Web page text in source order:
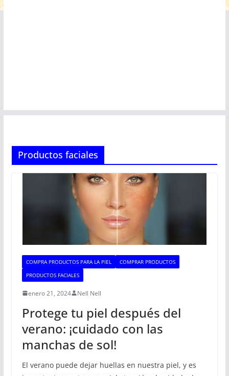
Productos faciales
COMPRA PRODUCTOS PARA LA PIEL
COMPRAR PRODUCTOS
PRODUCTOS FACIALES
enero 21, 2024 Nell Nell
Protege tu piel después del
verano: ¡cuidado con las
manchas de sol!
El verano puede dejar huellas en nuestra piel, y es